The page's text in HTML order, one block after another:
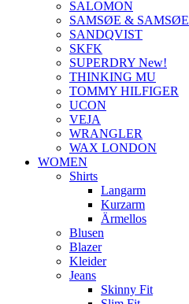
SALOMON
SAMSØE & SAMSØE
SANDQVIST
SKFK
SUPERDRY New!
THINKING MU
TOMMY HILFIGER
UCON
VEJA
WRANGLER
WAX LONDON
WOMEN
Shirts
Langarm
Kurzarm
Ärmellos
Blusen
Blazer
Kleider
Jeans
Skinny Fit